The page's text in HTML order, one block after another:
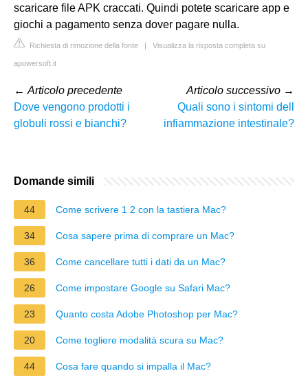
scaricare file APK craccati. Quindi potete scaricare app e
giochi a pagamento senza dover pagare nulla.
Richiesta di rimozione della fonte | Visualizza la risposta completa su
apowersoft.it
← Articolo precedente
Dove vengono prodotti i
globuli rossi e bianchi?
Articolo successivo →
Quali sono i sintomi dell
infiammazione intestinale?
Domande simili
44 Come scrivere 1 2 con la tastiera Mac?
34 Cosa sapere prima di comprare un Mac?
36 Come cancellare tutti i dati da un Mac?
26 Come impostare Google su Safari Mac?
23 Quanto costa Adobe Photoshop per Mac?
20 Come togliere modalità scura su Mac?
44 Cosa fare quando si impalla il Mac?